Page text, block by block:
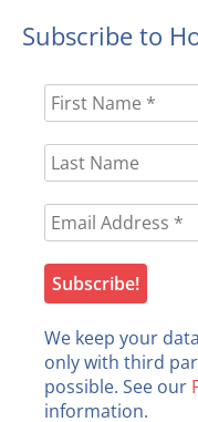
Subscribe to
We keep your
only with third
possible. See our
information.